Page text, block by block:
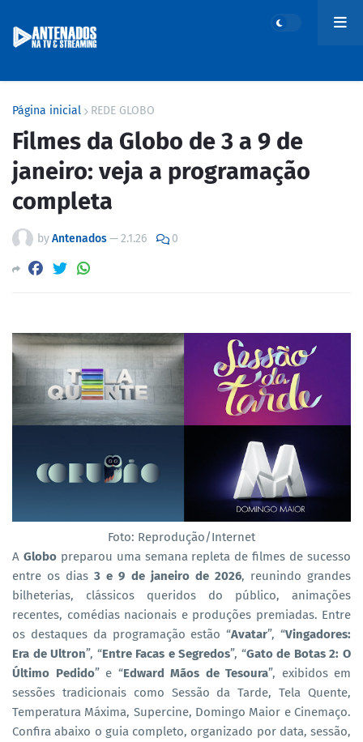
Página inicial REDE GLOBO
Filmes da Globo de 3 a 9 de
janeiro: veja a programação
completa
byAntenados—2.1.26 0
Foto: Reprodução/Internet
A Globopreparou uma semana repleta de filmes de sucesso
entre os dias3 e 9 de janeiro de 2026, reunindo grandes
bilheterias, clássicos queridos do público, animações
recentes, comédias nacionais e produções premiadas. Entre
os destaques da programação estão “Avatar”, “Vingadores:
Era de Ultron”, “Entre Facas e Segredos”, “Gato de Botas 2: O
Último Pedido” e “Edward Mãos de Tesoura”, exibidos em
sessões tradicionais como Sessão da Tarde, Tela Quente,
Temperatura Máxima, Supercine, Domingo Maior e Cinemaço.
Confira abaixo o guia completo, organizado por data, sessão,